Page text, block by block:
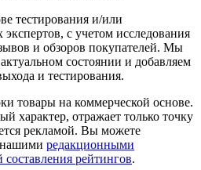
тестирования и/или
с учетом исследования
и обзоров покупателей. Мы
состоянии и добавляем
и тестирования.
товары на коммерческой основе.
характер, отражает только точку
рекламой. Вы можете
нашими редакционными
составления рейтингов.